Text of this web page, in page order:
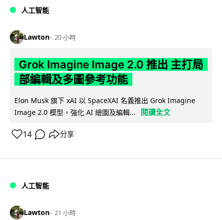
人工智能
Lawton 20 小時
Grok Imagine Image 2.0 推出 主打局
部編輯及多圖參考功能
Elon Musk 旗下 xAI 以 SpaceXAI 名義推出 Grok Imagine
Image 2.0 模型，強化 AI 繪圖及編輯...
閱讀全文
14 分享
人工智能
Lawton 21 小時